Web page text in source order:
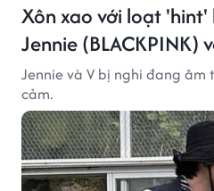
Xôn xao với loạt
Jennie (BLACKPINK)
Jennie và V bị nghi đang âm
cảm.